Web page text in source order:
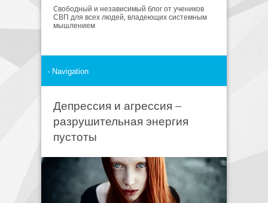
Cвободный и независимый блог от учеников
СВП для всех людей, владеющих системным
мышлением
Депрессия и агрессия –
разрушительная энергия
пустоты